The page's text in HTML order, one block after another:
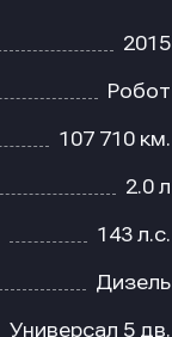
2015
Робот
107 710 км.
2.0 л
143 л.с.
Дизель
Универсал 5 дв.